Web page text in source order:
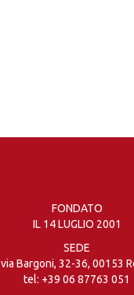
FONDATO
IL 14 LUGLIO 2001
SEDE
via Bargoni, 32-36, 00153
tel: +39 06 87763 051